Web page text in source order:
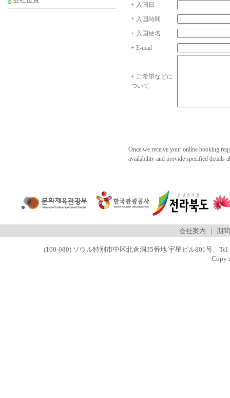
+ 入国日
+ 入国時間
+ 入国便名
+ E-mail
+ ご希望などに
ついて
Once we receive your online booking
availability and provide specified details
会社案内 |期
(100-080) ソウル特別市中区北倉洞35番地 宇星ビル801号、
Copy